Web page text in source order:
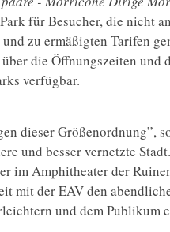
für Besucher, die nicht
zu ermäßigten Tarifen
die Öffnungszeiten und
verfügbar.
dieser Größenordnung”,
und besser vernetzte
im Amphitheater der
mit der EAV den
und dem